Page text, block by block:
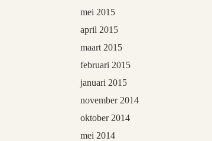
mei 2015
april 2015
maart 2015
februari 2015
januari 2015
november 2014
oktober 2014
mei 2014